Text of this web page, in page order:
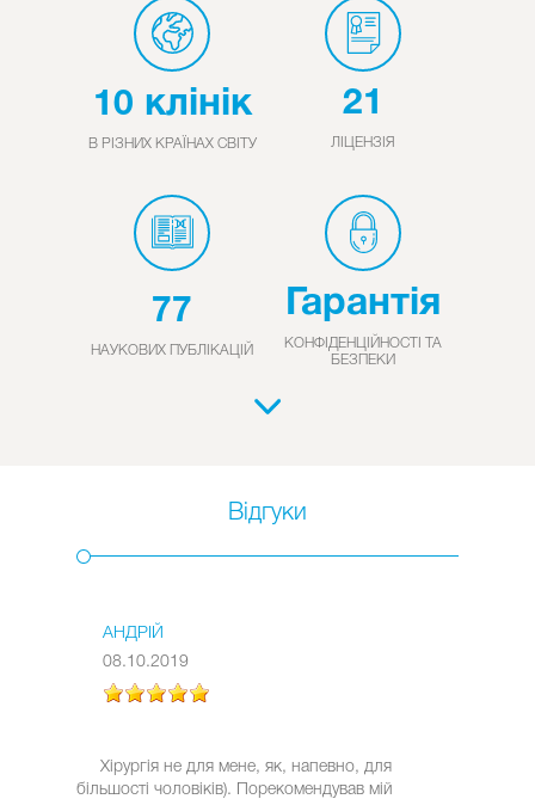
10 клінік
В РІЗНИХ КРАЇНАХ СВІТУ
21
ЛІЦЕНЗІЯ
77
НАУКОВИХ ПУБЛІКАЦІЙ
Гарантія
КОНФІДЕНЦІЙНОСТІ ТА
БЕЗПЕКИ
Відгуки
АНДРІЙ
08.10.2019
Хірургія не для мене, як, напевно, для
більшості чоловіків). Порекомендував мій